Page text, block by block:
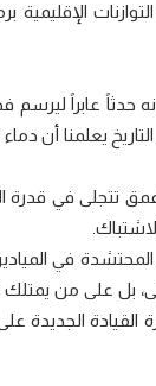
الإقليمية
حدثاً عابراً ليرسم
يعلمنا أن
تتجلى في قدرة
في
بل على من
الجديدة